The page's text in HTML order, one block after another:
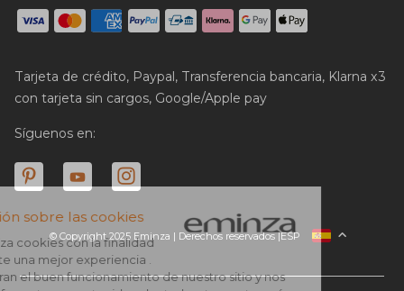
Tarjeta de crédito, Paypal, Transferencia bancaria, Klarna x3
con tarjeta sin cargos, Google/Apple pay
Síguenos en:
© Copyright 2025 Eminza | Derechos reservados |
FRANCIAESP